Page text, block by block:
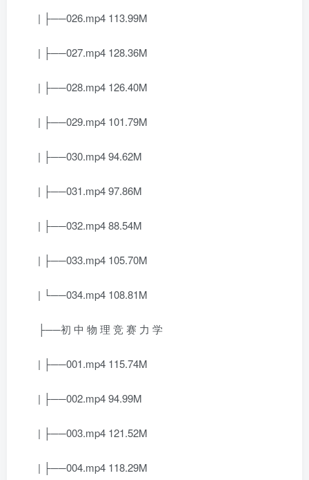
| ├──026.mp4 113.99M
| ├──027.mp4 128.36M
| ├──028.mp4 126.40M
| ├──029.mp4 101.79M
| ├──030.mp4 94.62M
| ├──031.mp4 97.86M
| ├──032.mp4 88.54M
| ├──033.mp4 105.70M
| └──034.mp4 108.81M
├──初 中 物 理 竞 赛 力 学
| ├──001.mp4 115.74M
| ├──002.mp4 94.99M
| ├──003.mp4 121.52M
| ├──004.mp4 118.29M